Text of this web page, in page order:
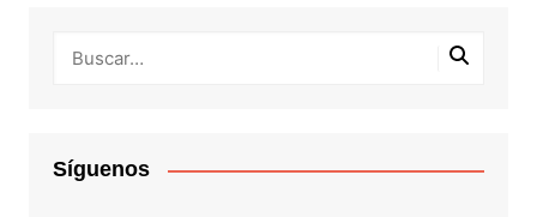
Síguenos